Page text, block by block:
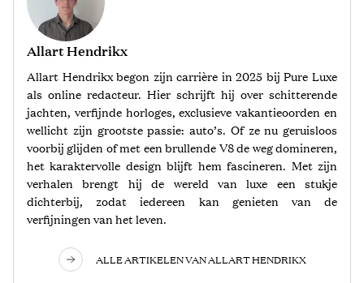
Allart Hendrikx
Allart Hendrikx begon zijn carrière in 2025 bij Pure Luxe
als online redacteur. Hier schrijft hij over schitterende
jachten, verfijnde horloges, exclusieve vakantieoorden en
wellicht zijn grootste passie: auto’s. Of ze nu geruisloos
voorbij glijden of met een brullende V8 de weg domineren,
het karaktervolle design blijft hem fascineren. Met zijn
verhalen brengt hij de wereld van luxe een stukje
dichterbij, zodat iedereen kan genieten van de
verfijningen van het leven.
ALLE ARTIKELEN VAN ALLART HENDRIKX